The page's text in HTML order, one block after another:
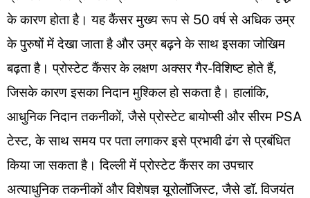
के कारण होता है। यह कैंसर मुख्य रूप से 50 वर्ष से अधिक उम्र
के पुरुषों में देखा जाता है और उम्र बढ़ने के साथ इसका जोखिम
बढ़ता है। प्रोस्टेट कैंसर के लक्षण अक्सर गैर-विशिष्ट होते हैं,
जिसके कारण इसका निदान मुश्किल हो सकता है। हालांकि,
आधुनिक निदान तकनीकों, जैसे प्रोस्टेट बायोप्सी और सीरम PSA
टेस्ट, के साथ समय पर पता लगाकर इसे प्रभावी ढंग से प्रबंधित
किया जा सकता है। दिल्ली में प्रोस्टेट कैंसर का उपचार
अत्याधुनिक तकनीकों और विशेषज्ञ यूरोलॉजिस्ट, जैसे डॉ. विजयंत